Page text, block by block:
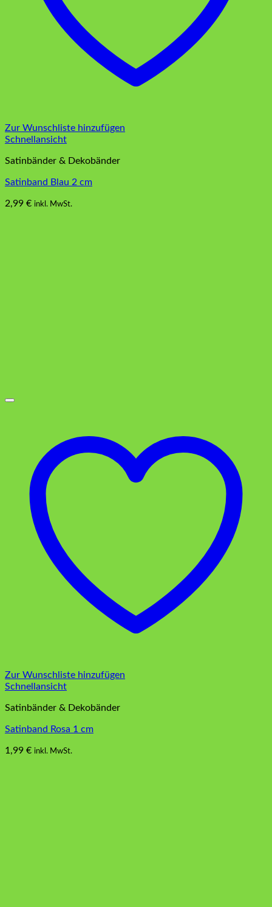
Zur Wunschliste hinzufügen
Schnellansicht
Satinbänder & Dekobänder
Satinband Blau 2 cm
2,99 € inkl. MwSt.
Zur Wunschliste hinzufügen
Schnellansicht
Satinbänder & Dekobänder
Satinband Rosa 1 cm
1,99 € inkl. MwSt.